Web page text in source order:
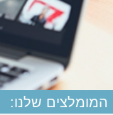
המומלצים שלנו: